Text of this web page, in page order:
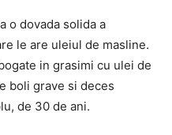
o dovada solida a
le are uleiul de masline.
in grasimi cu ulei de
boli grave si deces
de 30 de ani.